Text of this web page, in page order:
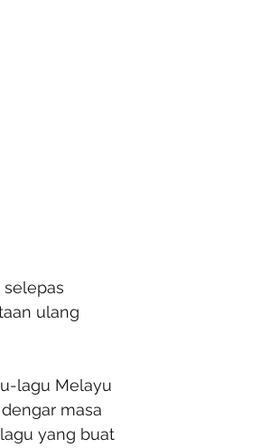
selepas
ulang
lagu Melayu
masa
yang buat